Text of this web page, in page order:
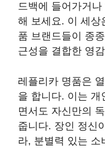
드백에 들어가거
해 보세요. 이 세상
품 브랜드들이 종
근성을 결합한 영
레플리카 명품은
을 합니다. 이는 개
면서도 자신만의
줍니다. 장인 정신
라, 분별력 있는 소